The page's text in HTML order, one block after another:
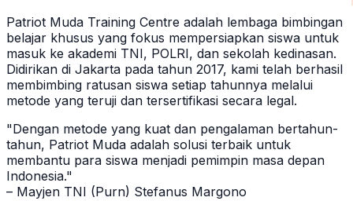
Patriot Muda Training Centre adalah lembaga bimbingan
belajar khusus yang fokus mempersiapkan siswa untuk
masuk ke akademi TNI, POLRI, dan sekolah kedinasan.
Didirikan di Jakarta pada tahun 2017, kami telah berhasil
membimbing ratusan siswa setiap tahunnya melalui
metode yang teruji dan tersertifikasi secara legal.
"Dengan metode yang kuat dan pengalaman bertahun-
tahun, Patriot Muda adalah solusi terbaik untuk
membantu para siswa menjadi pemimpin masa depan
Indonesia."
– Mayjen TNI (Purn) Stefanus Margono